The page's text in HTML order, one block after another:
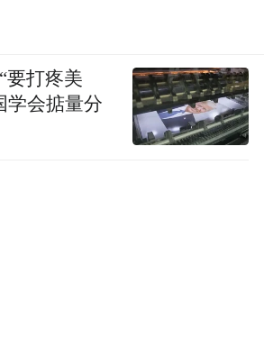
够被更多观众所了解。但也
设计意味着世界杯正在进一
”与“商业化运作”。相比过
要打疼美
学会掂量分